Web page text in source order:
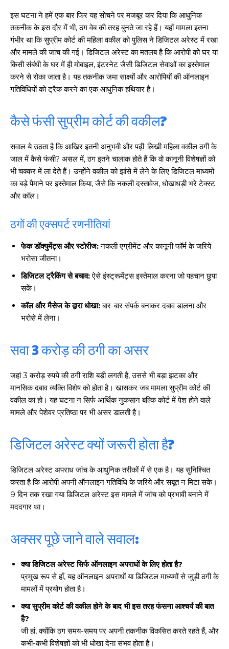
इस घटना ने हमें एक बार फिर यह सोचने पर मजबूर कर दिया कि आधुनिक
तकनीक के इस दौर में भी, ठग वेब की तरह बुनते जा रहे हैं। यहाँ मामला इतना
गंभीर था कि सुप्रीम कोर्ट की महिला वकील को पुलिस ने डिजिटल अरेस्ट में रखा
और मामले की जांच की गई। डिजिटल अरेस्ट का मतलब है कि आरोपी को घर या
किसी संबंधी के घर में ही मोबाइल, इंटरनेट जैसी डिजिटल सेवाओं का इस्तेमाल
करने से रोका जाता है। यह तकनीक जमा साक्ष्यों और आरोपियों की ऑनलाइन
गतिविधियों को ट्रैक करने का एक आधुनिक हथियार है।
कैसे फंसी सुप्रीम कोर्ट की वकील?
सवाल ये उठता है कि आखिर इतनी अनुभवी और पढ़ी-लिखी महिला वकील ठगी के
जाल में कैसे फंसी? असल में, ठग इतने चालाक होते हैं कि वो कानूनी विशेषज्ञों को
भी चक्कर में ला देते हैं। उन्होंने वकील को झांसे में लेने के लिए डिजिटल माध्यमों
का बड़े पैमाने पर इस्तेमाल किया, जैसे कि नकली दस्तावेज, धोखाधड़ी भरे टेक्स्ट
और कॉल।
ठगों की एक्सपर्ट रणनीतियां
फेक डॉक्युमेंट्स और स्टोरीज:नकली एग्रीमेंट और कानूनी फॉर्म के जरिये
भरोसा जीतना।
डिजिटल ट्रैकिंग से बचाव:ऐसे इंस्ट्रूमेंट्स इस्तेमाल करना जो पहचान छुपा
सकें।
कॉल और मैसेज के द्वारा धोखा:बार-बार संपर्क बनाकर दबाव डालना और
भरोसे में लेना।
सवा 3 करोड़ की ठगी का असर
जहां 3 करोड़ रुपये की ठगी राशि बड़ी लगती है, उससे भी बड़ा झटका और
मानसिक दबाव व्यक्ति विशेष को होता है। खासकर जब मामला सुप्रीम कोर्ट की
वकील का हो। यह घटना न सिर्फ आर्थिक नुकसान बल्कि कोर्ट में पेश होने वाले
मामले और पेशेवर प्रतिष्ठा पर भी असर डालती है।
डिजिटल अरेस्ट क्यों जरूरी होता है?
डिजिटल अरेस्ट अपराध जांच के आधुनिक तरीकों में से एक है। यह सुनिश्चित
करता है कि आरोपी अपनी ऑनलाइन गतिविधि के जरिये और सबूत न मिटा सके।
9 दिन तक रखा गया डिजिटल अरेस्ट इस मामले में जांच को प्रभावी बनाने में
मददगार था।
अक्सर पूछे जाने वाले सवाल:
क्या डिजिटल अरेस्ट सिर्फ ऑनलाइन अपराधों के लिए होता है?
प्रमुख रूप से हाँ, यह ऑनलाइन अपराधों या डिजिटल माध्यमों से जुड़ी ठगी के
मामलों में प्रयोग होता है।
क्या सुप्रीम कोर्ट की वकील होने के बाद भी इस तरह फंसना आश्चर्य की बात
है?
जी हां, क्योंकि ठग समय-समय पर अपनी तकनीक विकसित करते रहते हैं, और
कभी-कभी विशेषज्ञों को भी धोखा देना संभव होता है।